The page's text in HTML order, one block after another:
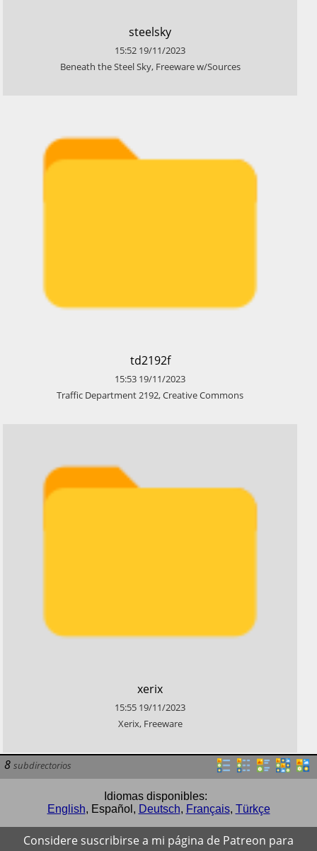
​steelsky
15:52 19/11/2023
​Beneath the Steel Sky, Freeware w/Sources
​td2192f
15:53 19/11/2023
​Traffic Department 2192, Creative Commons
​xerix
15:55 19/11/2023
​Xerix, Freeware
8 subdirectorios
Idiomas disponibles:
English, Español , Deutsch, Français, Türkçe
Considere suscribirse a mi página de Patreon para